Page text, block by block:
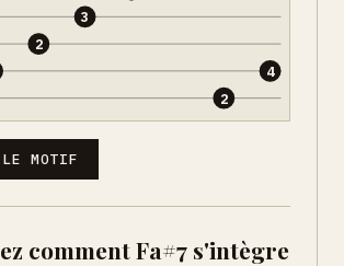
2
3
2
4
MOTIF
comment Fa#7 s'intègre